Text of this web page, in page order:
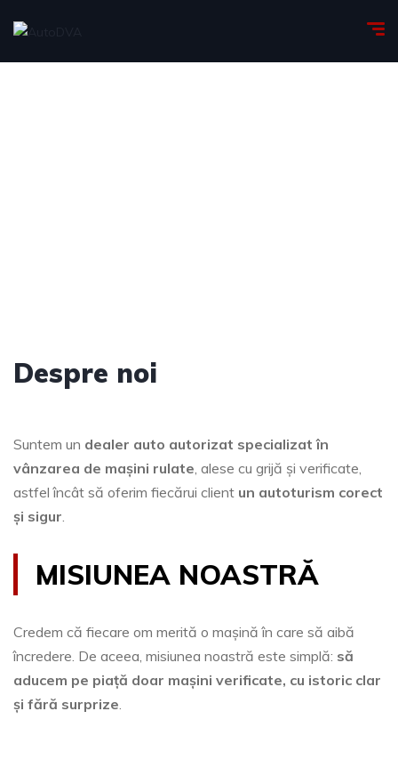
Despre noi
Suntem un dealer auto autorizat specializat în
vânzarea de mașini rulate, alese cu grijă și verificate,
astfel încât să oferim fiecărui client un autoturism corect
și sigur.
MISIUNEA NOASTRĂ
Credem că fiecare om merită o mașină în care să aibă
încredere. De aceea, misiunea noastră este simplă: să
aducem pe piață doar mașini verificate, cu istoric clar
și fără surprize.